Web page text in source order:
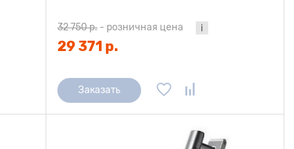
32 750 р. - розничная цена
29 371 р.
Заказать